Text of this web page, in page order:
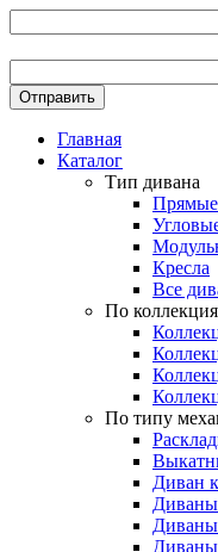
Главная
Каталог
Тип дивана
Кресла
Все
По
По типу
Диван
Диваны